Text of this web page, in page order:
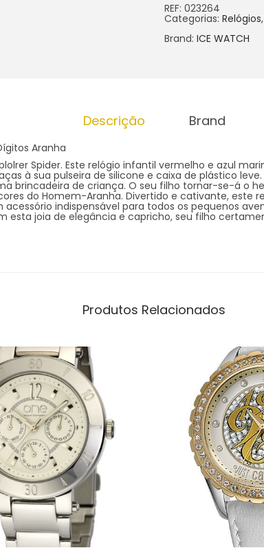
REF: 023264
Categorias: Relógios,
Brand: ICE WATCH
Descrição Brand
Aranha
Spider. Este relógio infantil vermelho e azul
à sua pulseira de silicone e caixa de plástico
brincadeira de criança. O seu filho tornar-se-á o
do Homem-Aranha. Divertido e cativante, este
acessório indispensável para todos os pequenos
esta joia de elegância e capricho, seu filho
Produtos Relacionados